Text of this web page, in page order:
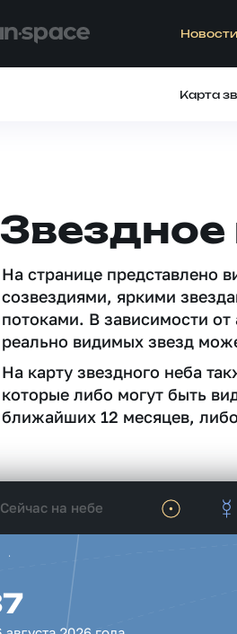
Новости
Карта
Звездное
На странице представлено
созвездиями, яркими
потоками. В зависимости от
реально видимых звезд
На карту звездного неба
которые либо могут быть
ближайших 12 месяцев,
Сейчас на небе